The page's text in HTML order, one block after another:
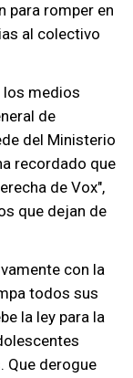
para romper en
al colectivo
los medios
de
del Ministerio
recordado que
de Vox",
que dejan de
con la
todos sus
la ley para la
Que derogue